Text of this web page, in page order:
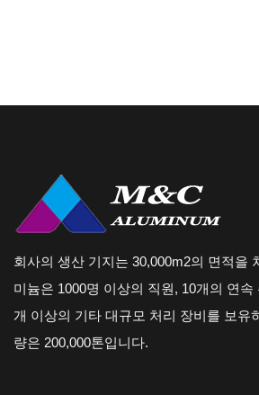
회사의 생산 기지는 30,000m2의 면적을
미늄은 1000명 이상의 직원, 10개의 연
개 이상의 기타 대규모 처리 장비를 보유
량은 200,000톤입니다.